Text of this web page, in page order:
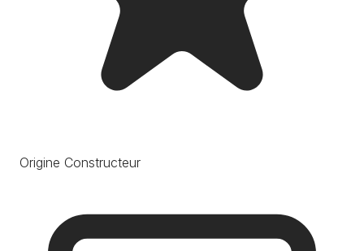
Origine Constructeur